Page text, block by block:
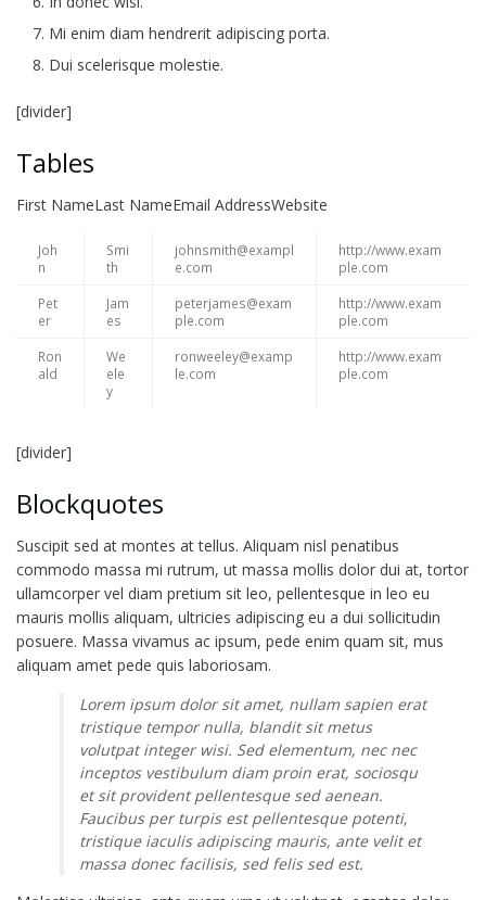
Mi enim diam hendrerit adipiscing porta.
Dui scelerisque molestie.
[divider]
Tables
First NameLast NameEmail AddressWebsite
Joh
n
Smi
th
johnsmith@exampl
e.com
http://www.exam
ple.com
Pet
er
Jam
es
peterjames@exam
ple.com
http://www.exam
ple.com
Ron
ald
We
ele
y
ronweeley@examp
le.com
http://www.exam
ple.com
[divider]
Blockquotes
Suscipit sed at montes at tellus. Aliquam nisl penatibus
commodo massa mi rutrum, ut massa mollis dolor dui at, tortor
ullamcorper vel diam pretium sit leo, pellentesque in leo eu
mauris mollis aliquam, ultricies adipiscing eu a dui sollicitudin
posuere. Massa vivamus ac ipsum, pede enim quam sit, mus
aliquam amet pede quis laboriosam.
Lorem ipsum dolor sit amet, nullam sapien erat
tristique tempor nulla, blandit sit metus
volutpat integer wisi. Sed elementum, nec nec
inceptos vestibulum diam proin erat, sociosqu
et sit provident pellentesque sed aenean.
Faucibus per turpis est pellentesque potenti,
tristique iaculis adipiscing mauris, ante velit et
massa donec facilisis, sed felis sed est.